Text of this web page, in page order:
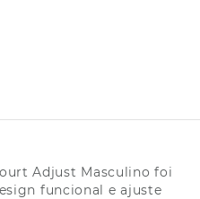
Adjust Masculino foi
funcional e ajuste